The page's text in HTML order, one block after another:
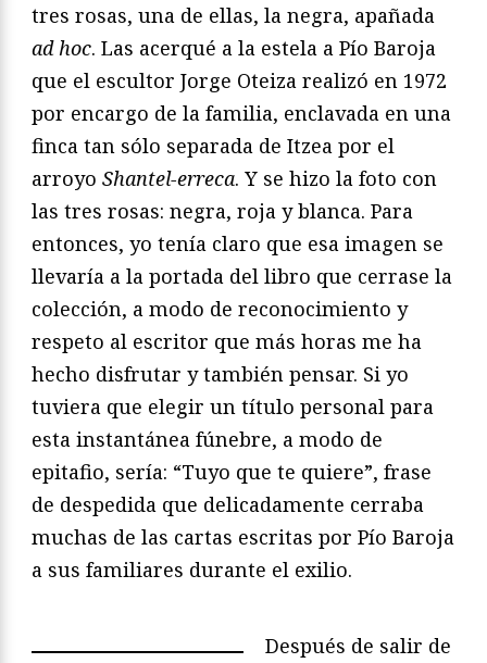
tres rosas, una de ellas, la negra, apañada
ad hoc. Las acerqué a la estela a Pío Baroja
que el escultor Jorge Oteiza realizó en 1972
por encargo de la familia, enclavada en una
finca tan sólo separada de Itzea por el
arroyo Shantel-erreca. Y se hizo la foto con
las tres rosas: negra, roja y blanca. Para
entonces, yo tenía claro que esa imagen se
llevaría a la portada del libro que cerrase la
colección, a modo de reconocimiento y
respeto al escritor que más horas me ha
hecho disfrutar y también pensar. Si yo
tuviera que elegir un título personal para
esta instantánea fúnebre, a modo de
epitafio, sería: “Tuyo que te quiere”, frase
de despedida que delicadamente cerraba
muchas de las cartas escritas por Pío Baroja
a sus familiares durante el exilio.
Después de salir de